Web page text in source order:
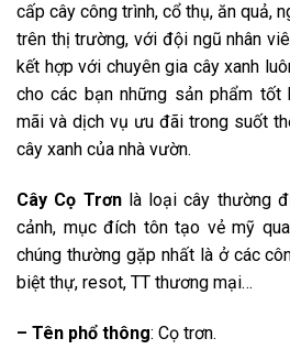
cấp cây công trình, cổ thụ, ăn quả,
trên thị trường, với đội ngũ nhân
kết hợp với chuyên gia cây xanh
cho các bạn những sản phẩm tốt
mãi và dịch vụ ưu đãi trong suốt
cây xanh của nhà vườn.
Cây Cọ Trơnlà loại cây thường
cảnh, mục đích tôn tạo vẻ mỹ
chúng thường gặp nhất là ở các
biệt thự, resot, TT thương mại…
– Tên phổ thông: Cọ trơn.